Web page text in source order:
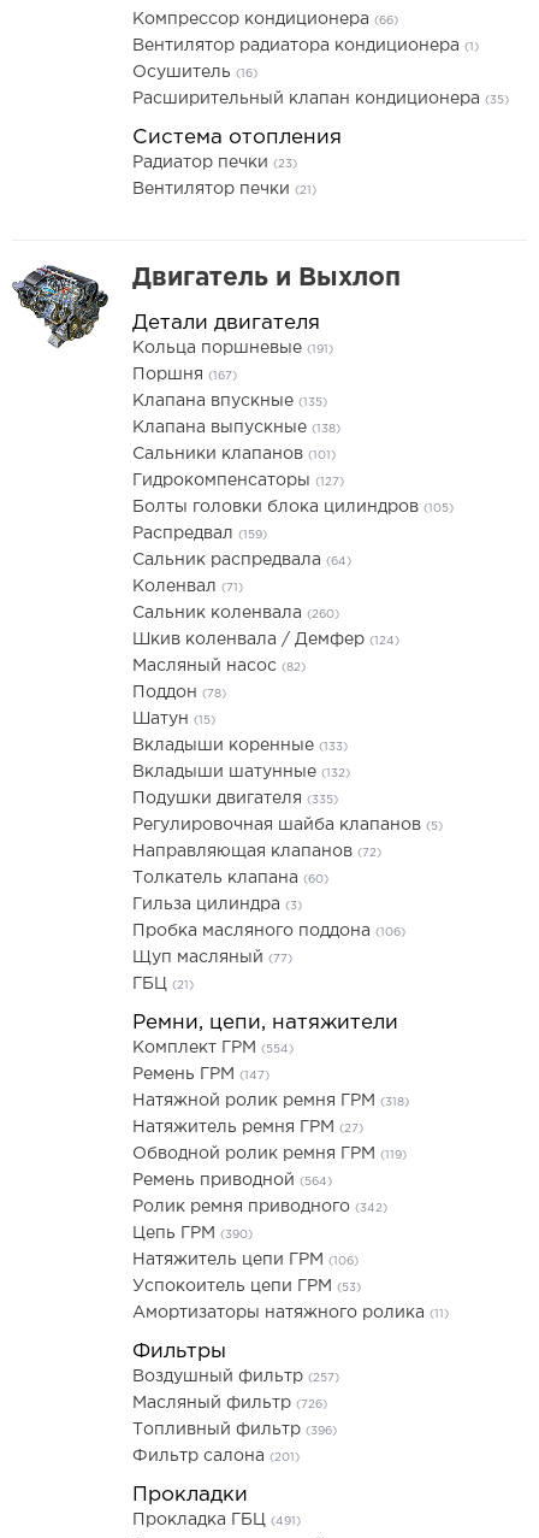
Компрессор кондиционера (66)
Вентилятор радиатора кондиционера (1)
Осушитель (16)
Расширительный клапан кондиционера (35)
Система отопления
Радиатор печки (23)
Вентилятор печки (21)
Двигатель и Выхлоп
Детали двигателя
Кольца поршневые (191)
Поршня (167)
Клапана впускные (135)
Клапана выпускные (138)
Сальники клапанов (101)
Гидрокомпенсаторы (127)
Болты головки блока цилиндров (105)
Распредвал (159)
Сальник распредвала (64)
Коленвал (71)
Сальник коленвала (260)
Шкив коленвала / Демфер (124)
Масляный насос (82)
Поддон (78)
Шатун (15)
Вкладыши коренные (133)
Вкладыши шатунные (132)
Подушки двигателя (335)
Регулировочная шайба клапанов (5)
Направляющая клапанов (72)
Толкатель клапана (60)
Гильза цилиндра (3)
Пробка масляного поддона (106)
Щуп масляный (77)
ГБЦ (21)
Ремни, цепи, натяжители
Комплект ГРМ (554)
Ремень ГРМ (147)
Натяжной ролик ремня ГРМ (318)
Натяжитель ремня ГРМ (27)
Обводной ролик ремня ГРМ (119)
Ремень приводной (564)
Ролик ремня приводного (342)
Цепь ГРМ (390)
Натяжитель цепи ГРМ (106)
Успокоитель цепи ГРМ (53)
Амортизаторы натяжного ролика (11)
Фильтры
Воздушный фильтр (257)
Масляный фильтр (726)
Топливный фильтр (396)
Фильтр салона (201)
Прокладки
Прокладка ГБЦ (491)